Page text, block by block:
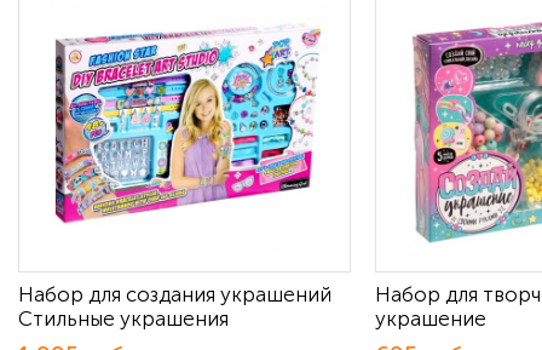
Набор для создания украшений
Стильные украшения
Набор для
украшение